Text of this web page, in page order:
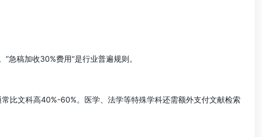
”急稿加收30%费用“是行业普遍规则。
比文科高40%-60%。医学、法学等特殊学科还需额外支付文献检索